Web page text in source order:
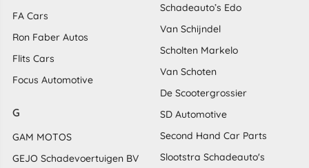
FA Cars
Ron Faber Autos
Flits Cars
Focus Automotive
G
GAM MOTOS
GEJO Schadevoertuigen BV
Schadeauto’s Edo
Van Schijndel
Scholten Markelo
Van Schoten
De Scootergrossier
SD Automotive
Second Hand Car Parts
Slootstra Schadeauto's